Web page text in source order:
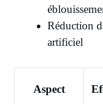
Réduction
artificiel
Aspect